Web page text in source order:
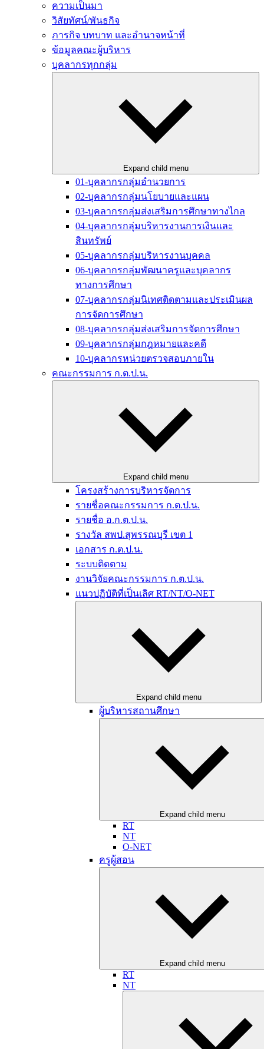
ความเป็นมา
วิสัยทัศน์/พันธกิจ
ภารกิจ บทบาท และอำนาจหน้าที่
ข้อมูลคณะผู้บริหาร
บุคลากรทุกกลุ่ม
Expand child menu
01-บุคลากรกลุ่มอำนวยการ
02-บุคลากรกลุ่มนโยบายและแผน
03-บุคลากรกลุ่มส่งเสริมการศึกษาทางไกล
04-บุคลากรกลุ่มบริหารงานการเงินและ
สินทรัพย์
05-บุคลากรกลุ่มบริหารงานบุคคล
06-บุคลากรกลุ่มพัฒนาครูและบุคลากร
ทางการศึกษา
07-บุคลากรกลุ่มนิเทศติดตามและประเมินผล
การจัดการศึกษา
08-บุคลากรกลุ่มส่งเสริมการจัดการศึกษา
09-บุคลากรกลุ่มกฎหมายและคดี
10-บุคลากรหน่วยตรวจสอบภายใน
คณะกรรมการ ก.ต.ป.น.
Expand child menu
โครงสร้างการบริหารจัดการ
รายชื่อคณะกรรมการ ก.ต.ป.น.
รายชื่อ อ.ก.ต.ป.น.
รางวัล สพป.สุพรรณบุรี เขต 1
เอกสาร ก.ต.ป.น.
ระบบติดตาม
งานวิจัยคณะกรรมการ ก.ต.ป.น.
แนวปฏิบัติที่เป็นเลิศ RT/NT/O-NET
Expand child menu
ผู้บริหารสถานศึกษา
Expand child menu
RT
NT
O-NET
ครูผู้สอน
Expand child menu
RT
NT